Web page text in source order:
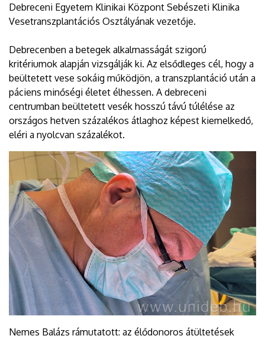
Debreceni Egyetem Klinikai Központ Sebészeti Klinika
Vesetranszplantációs Osztályának vezetője.
Debrecenben a betegek alkalmasságát szigorú
kritériumok alapján vizsgálják ki. Az elsődleges cél, hogy a
beültetett vese sokáig működjön, a transzplantáció után a
páciens minőségi életet élhessen. A debreceni
centrumban beültetett vesék hosszú távú túlélése az
országos hetven százalékos átlaghoz képest kiemelkedő,
eléri a nyolcvan százalékot.
Nemes Balázs rámutatott: az élődonoros átültetések